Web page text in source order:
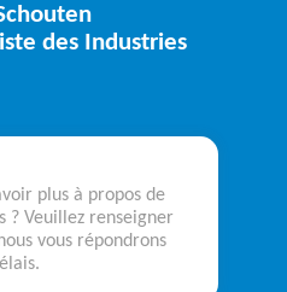
des Industries
plus à propos de
? Veuillez renseigner
vous répondrons